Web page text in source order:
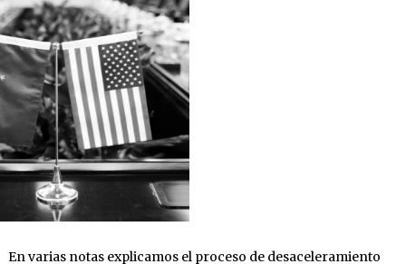
En varias notas explicamos el proceso de desaceleramiento